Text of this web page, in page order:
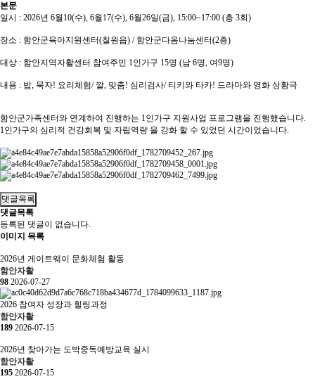
본문
일시 : 2026년 6월10(수), 6월17(수), 6월26일(금), 15:00~17:00 (총 3회)
장소 : 함안군육아지원센터(칠원읍) / 함안군다옴나눔센터(2층)
대상 : 함안지역자활센터 참여주민 1인가구 15명 (남 6명, 여9명)
내용 : 밥, 묵자! 요리체험/ 깔, 맞춤! 심리검사/ 티키와 타카! 드라마와 영화 상황극
함안군가족센터와 연계하여 진행하는 1인가구 지원사업 프로그램을 진행했습니다.
1인가구의 심리적 건강회복 및 자립역량 을 강화 할 수 있었던 시간이었습니다.
댓글목록
댓글목록
등록된 댓글이 없습니다.
이미지 목록
2026년 게이트웨이 문화체험 활동
함안자활
98 2026-07-27
2026 참여자 성장과 힐링과정
함안자활
189 2026-07-15
2026년 찾아가는 도박중독예방교육 실시
함안자활
195 2026-07-15